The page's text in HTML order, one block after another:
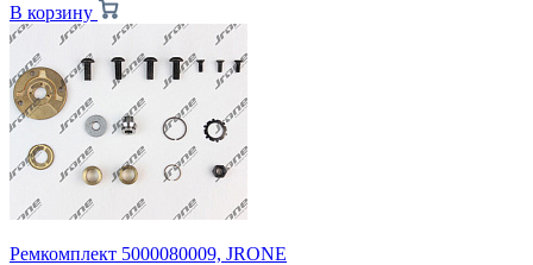
В корзину
Ремкомплект 5000080009, JRONE